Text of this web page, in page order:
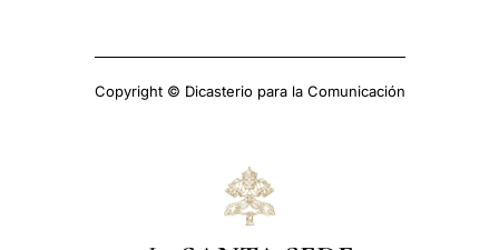
Copyright © Dicasterio para la Comunicación